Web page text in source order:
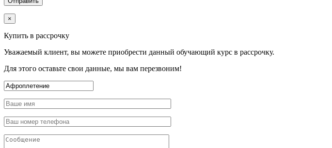
×
Купить в рассрочку
Уважаемый клиент, вы можете приобрести данный обучающий курс в рассрочку.
Для этого оставьте свои данные, мы вам перезвоним!